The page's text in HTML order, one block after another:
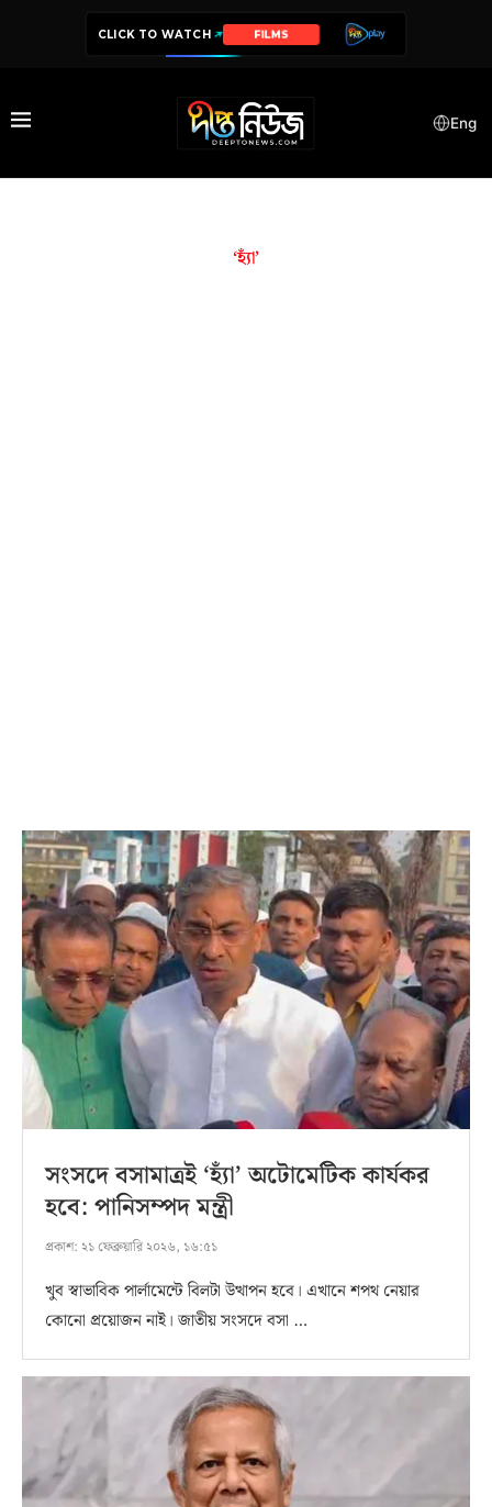
CLICK TO WATCH FILMS
Eng
‘হ্যাঁ’
সংসদে বসামাত্রই ‘হ্যাঁ’ অটোমেটিক কার্যকর
হবে: পানিসম্পদ মন্ত্রী
প্রকাশ: ২১ ফেব্রুয়ারি ২০২৬, ১৬:৫১
খুব স্বাভাবিক পার্লামেন্টে বিলটা উত্থাপন হবে। এখানে শপথ নেয়ার
কোনো প্রয়োজন নাই। জাতীয় সংসদে বসা …